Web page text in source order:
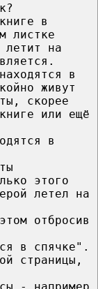
в
листке
летит на
в
живут
скорее
или ещё
в
этого
летел на
отбросив
в спячке".
страницы,
- например